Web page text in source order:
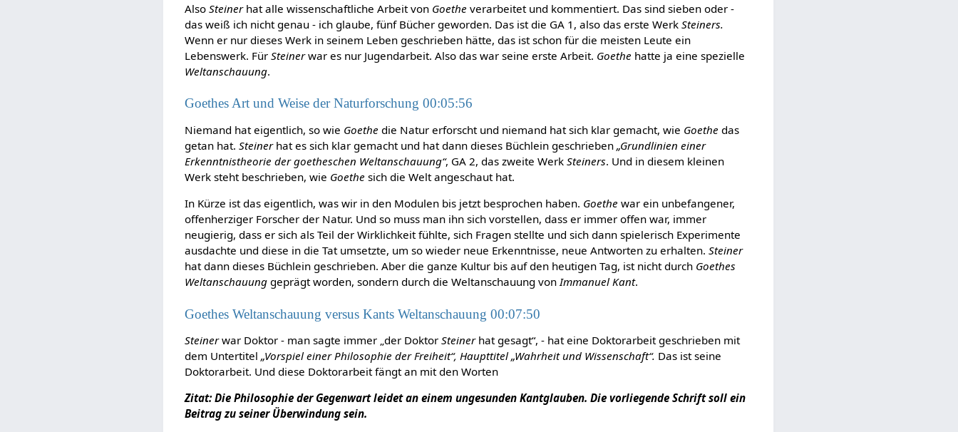
AlsoSteinerhat alle wissenschaftliche Arbeit von Goethe verarbeitet und kommentiert. Das sind sieben oder -
das weiß ich nicht genau - ich glaube, fünf Bücher geworden. Das ist die GA 1, also das erste WerkSteiners.
Wenn er nur dieses Werk in seinem Leben geschrieben hätte, das ist schon für die meisten Leute ein
Lebenswerk. FürSteinerwar es nur Jugendarbeit. Also das war seine erste Arbeit. Goethe hatte ja eine spezielle
Weltanschauung.
Goethes Art und Weise der Naturforschung 00:05:56
Niemand hat eigentlich, so wie Goethe die Natur erforscht und niemand hat sich klar gemacht, wie Goethe das
getan hat.Steinerhat es sich klar gemacht und hat dann dieses Büchlein geschrieben„Grundlinien einer
Erkenntnistheorie der goetheschen Weltanschauung“, GA 2, das zweite WerkSteiners. Und in diesem kleinen
Werk steht beschrieben, wie Goethe sich die Welt angeschaut hat.
In Kürze ist das eigentlich, was wir in den Modulen bis jetzt besprochen haben. Goethe war ein unbefangener,
offenherziger Forscher der Natur. Und so muss man ihn sich vorstellen, dass er immer offen war, immer
neugierig, dass er sich als Teil der Wirklichkeit fühlte, sich Fragen stellte und sich dann spielerisch Experimente
ausdachte und diese in die Tat umsetzte, um so wieder neue Erkenntnisse, neue Antworten zu erhalten.Steiner
hat dann dieses Büchlein geschrieben. Aber die ganze Kultur bis auf den heutigen Tag, ist nicht durch Goethes
Weltanschauung geprägt worden, sondern durch die Weltanschauung von Immanuel Kant.
Goethes Weltanschauung versus Kants Weltanschauung 00:07:50
Steinerwar Doktor - man sagte immer „der DoktorSteinerhat gesagt“, - hat eine Doktorarbeit geschrieben mit
dem Untertitel„Vorspiel einer Philosophie der Freiheit“, Haupttitel „Wahrheit und Wissenschaft“. Das ist seine
Doktorarbeit. Und diese Doktorarbeit fängt an mit den Worten
Zitat: Die Philosophie der Gegenwart leidet an einem ungesunden Kantglauben. Die vorliegende Schrift soll ein
Beitrag zu seiner Überwindung sein.